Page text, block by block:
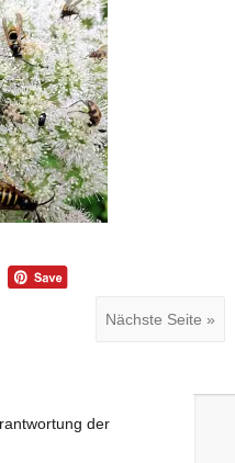
Nächste Seite »
der